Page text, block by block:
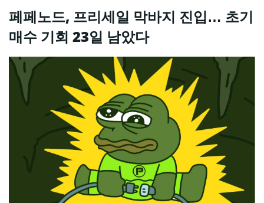
페페노드, 프리세일 막바지 진입… 초기
매수 기회 23일 남았다